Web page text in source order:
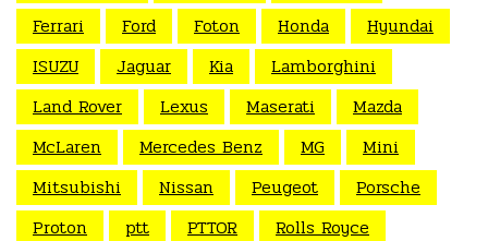
Ferrari
Ford Foton Honda
Hyundai
ISUZU
Jaguar Kia
Lamborghini
Land Rover
Lexus Maserati
Mazda
McLaren
Mercedes Benz MG
Mini
Mitsubishi
Nissan Peugeot
Porsche
Proton
ptt PTTOR Rolls Royce